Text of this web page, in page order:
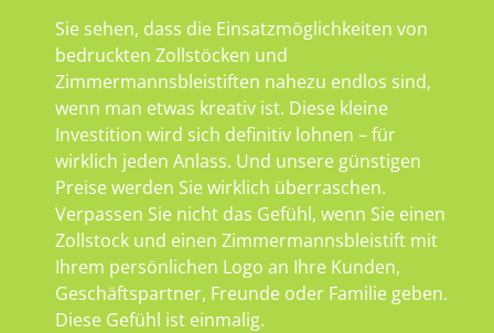
Sie sehen, dass die Einsatzmöglichkeiten von
bedruckten Zollstöcken und
Zimmermannsbleistiften nahezu endlos sind,
wenn man etwas kreativ ist. Diese kleine
Investition wird sich definitiv lohnen – für
wirklich jeden Anlass. Und unsere günstigen
Preise werden Sie wirklich überraschen.
Verpassen Sie nicht das Gefühl, wenn Sie einen
Zollstock und einen Zimmermannsbleistift mit
Ihrem persönlichen Logo an Ihre Kunden,
Geschäftspartner, Freunde oder Familie geben.
Diese Gefühl ist einmalig.